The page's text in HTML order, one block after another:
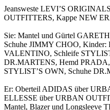
Jeansweste LEVI’S
OUTFITTERS, Kappe NEW
Sie: Mantel und Gürtel
Schuhe JIMMY CHOO,
VALENTINO, Schleife
DR.MARTENS, Hemd
STYLIST’S OWN, Schuhe
Er: Oberteil ADIDAS über
ELLESSE über URBAN
Mantel, Blazer und Longsleeve